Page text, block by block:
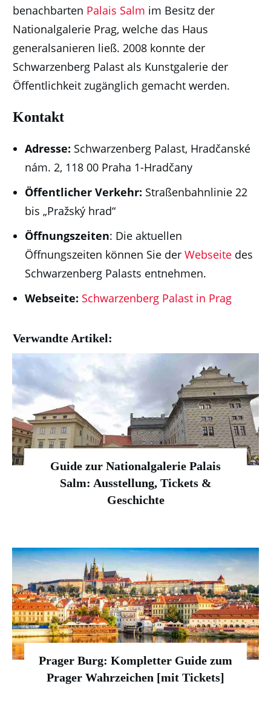
benachbarten Palais Salm im Besitz der
Nationalgalerie Prag, welche das Haus
generalsanieren ließ. 2008 konnte der
Schwarzenberg Palast als Kunstgalerie der
Öffentlichkeit zugänglich gemacht werden.
Kontakt
Adresse: Schwarzenberg Palast, Hradčanské
nám. 2, 118 00 Praha 1-Hradčany
Öffentlicher Verkehr: Straßenbahnlinie 22
bis „Pražský hrad“
Öffnungszeiten: Die aktuellen
Öffnungszeiten können Sie der Webseite des
Schwarzenberg Palasts entnehmen.
Webseite: Schwarzenberg Palast in Prag
Verwandte Artikel:
Guide zur Nationalgalerie Palais
Salm: Ausstellung, Tickets &
Geschichte
Prager Burg: Kompletter Guide zum
Prager Wahrzeichen [mit Tickets]